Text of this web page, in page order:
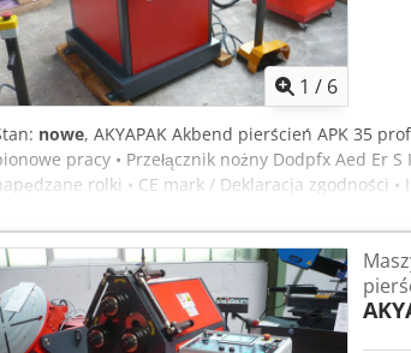
1 / 6
nowe, AKYAPAK Akbend pierścień APK 35
pracy • Przełącznik nożny Dodpfx Aed Er
rolki • CE mark / Deklaracja zgodności
techniczne • I - stal - płaskie: 120 x 15 (d 750) mm
d) • Cały materiał: 35,0 mm (800 d) •
50 x 40 x 3 mm • Prędkość gięcia: 4,3
Całkowita moc: 1,5 kW • Waga: 320 kg • Wymiary L